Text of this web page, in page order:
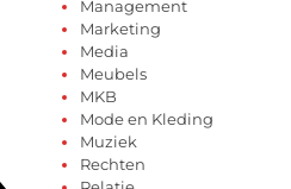
Management
Marketing
Media
Meubels
MKB
Mode en Kleding
Muziek
Rechten